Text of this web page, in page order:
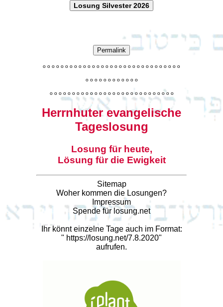
Losung Silvester 2026
Permalink
o o o o o o o o o o o o o o o o o o o o o o o o o o o o o o o
o o o o o o o o o o o o
o o o o o o o o o o o o o o o o o o o o o o o o o o o o
Herrnhuter evangelische
Tageslosung
Losung für heute,
Lösung für die Ewigkeit
Sitemap
Woher kommen die Losungen?
Impressum
Spende für losung.net
Ihr könnt einzelne Tage auch im Format:
" https://losung.net/7.8.2020"
aufrufen.